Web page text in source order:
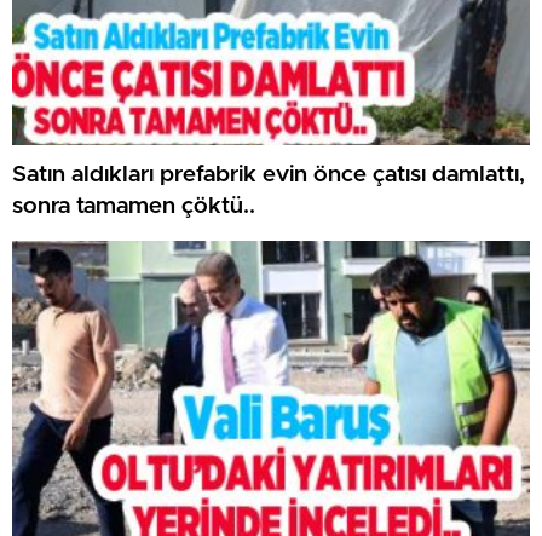
Satın aldıkları prefabrik evin önce çatısı damlattı,
sonra tamamen çöktü..